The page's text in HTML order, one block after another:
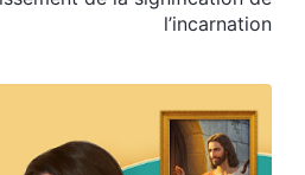
l’incarnation